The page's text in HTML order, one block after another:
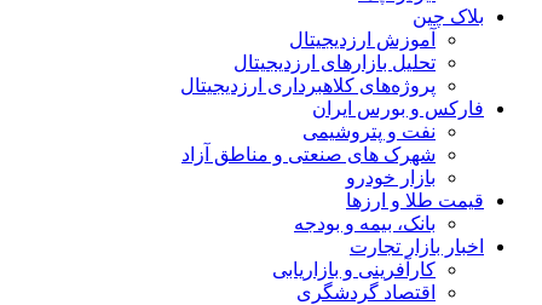
بلاک چین
آموزش ارزدیجیتال
تحلیل بازارهای ارزدیجیتال
پروژه‌های کلاهبرداری ارزدیجیتال
فارکس و بورس ایران
نفت و پتروشیمی
شهرک های صنعتی و مناطق آزاد
بازار خودرو
قیمت طلا و ارزها
بانک، بیمه و بودجه
اخبار بازار تجارت
کارآفرینی و بازاریابی
اقتصاد گردشگری